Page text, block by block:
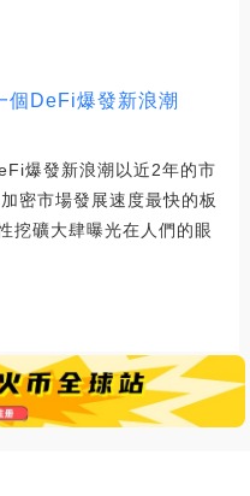
個DeFi爆發新浪潮
爆發新浪潮以近2年的市
密市場發展速度最快的板
挖礦大肆曝光在人們的眼